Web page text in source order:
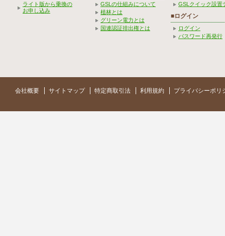
ライト版から乗換の
お申し込み
GSLの仕組みについて
植林とは
グリーン電力とは
国連認証排出権とは
GSLクイック設置
■ログイン
ログイン
パスワード再発行
会社概要 サイトマップ 特定商取引法 利用規約 プライバシーポリ